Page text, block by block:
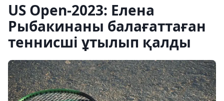
US Open-2023: Елена
Рыбакинаны балағаттаған
теннисші ұтылып қалды